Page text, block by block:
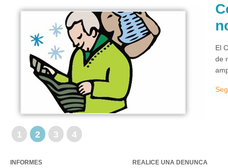
El
de
1 2 3 4
INFORMES REALICE UNA DENUNCA